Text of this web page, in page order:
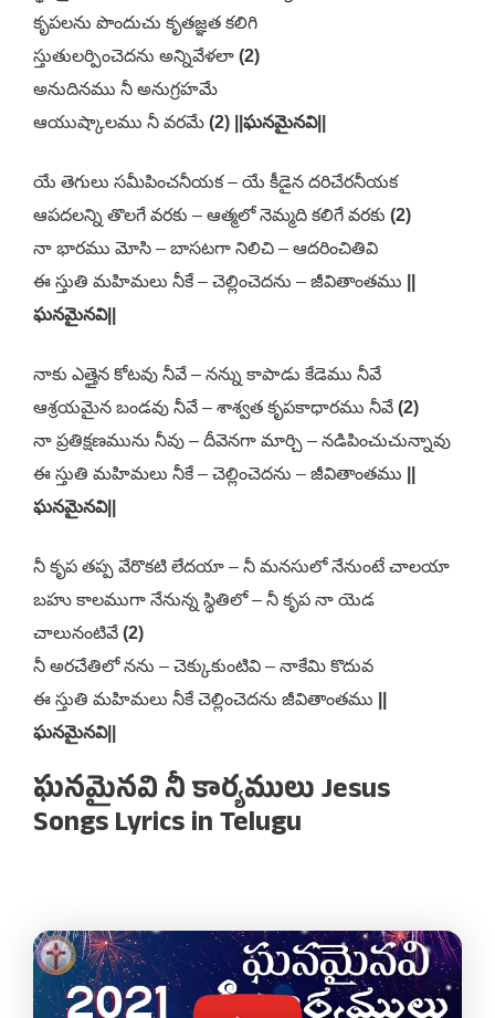
కృపలను పొందుచు కృతజ్ఞత కలిగి
స్తుతులర్పించెదను అన్నివేళలా (2)
అనుదినము నీ అనుగ్రహమే
ఆయుష్కాలము నీ వరమే (2) ||ఘనమైనవి||
యే తెగులు సమీపించనీయక – యే కీడైన దరిచేరనీయక
ఆపదలన్ని తొలగే వరకు – ఆత్మలో నెమ్మది కలిగే వరకు (2)
నా భారము మోసి – బాసటగా నిలిచి – ఆదరించితివి
ఈ స్తుతి మహిమలు నీకే – చెల్లించెదను – జీవితాంతము
ఘనమైనవి||
నాకు ఎత్తైన కోటవు నీవే – నన్ను కాపాడు కేడెము నీవే
ఆశ్రయమైన బండవు నీవే – శాశ్వత కృపకాధారము నీవే (2)
నా ప్రతిక్షణమును నీవు – దీవెనగా మార్చి – నడిపించుచున్నావు
ఈ స్తుతి మహిమలు నీకే – చెల్లించెదను – జీవితాంతము
ఘనమైనవి||
నీ కృప తప్ప వేరొకటి లేదయా – నీ మనసులో నేనుంటే చాలయా
బహు కాలముగా నేనున్న స్థితిలో – నీ కృప నా యెడ
చాలునంటివే (2)
నీ అరచేతిలో నను – చెక్కుకుంటివి – నాకేమి కొదువ
ఈ స్తుతి మహిమలు నీకే చెల్లించెదను జీవితాంతము
ఘనమైనవి||
ఘనమైనవి నీ కార్యములు Jesus
Songs Lyrics in Telugu